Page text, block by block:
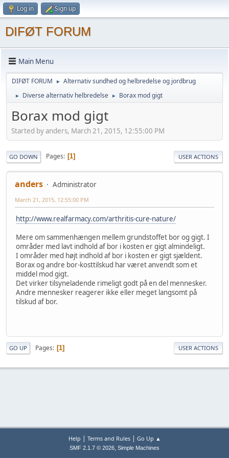
Log in Sign up
DIFØT FORUM
Main Menu
DIFØT FORUM ► Alternativ sundhed og helbredelse og jordbrug
► Diverse alternativ helbredelse ► Borax mod gigt
Borax mod gigt
Started by anders, March 21, 2015, 12:55:00 PM
GO DOWN Pages 1 USER ACTIONS
anders Administrator
March 21, 2015, 12:55:00 PM
http://www.realfarmacy.com/arthritis-cure-nature/
Mere om sammenhængen mellem grundstoffet bor og gigt. I
områder med lavt indhold af bor i kosten er gigt almindeligt.
I områder med højt indhold af bor i kosten er gigt sjældent.
Borax og andre bor-kosttilskud har været anvendt som et
middel mod gigt.
Det virker tilsyneladende rimeligt godt på en del mennesker.
Andre mennesker reagerer ikke eller meget langsomt på
tilskud af bor.
GO UP Pages 1 USER ACTIONS
Help | Terms and Rules| Go Up ▲
SMF 2.1.7 © 2026, Simple Machines